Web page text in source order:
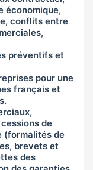
économique,
conflits entre
préventifs et
pour une
français et
de
(formalités de
brevets et
des